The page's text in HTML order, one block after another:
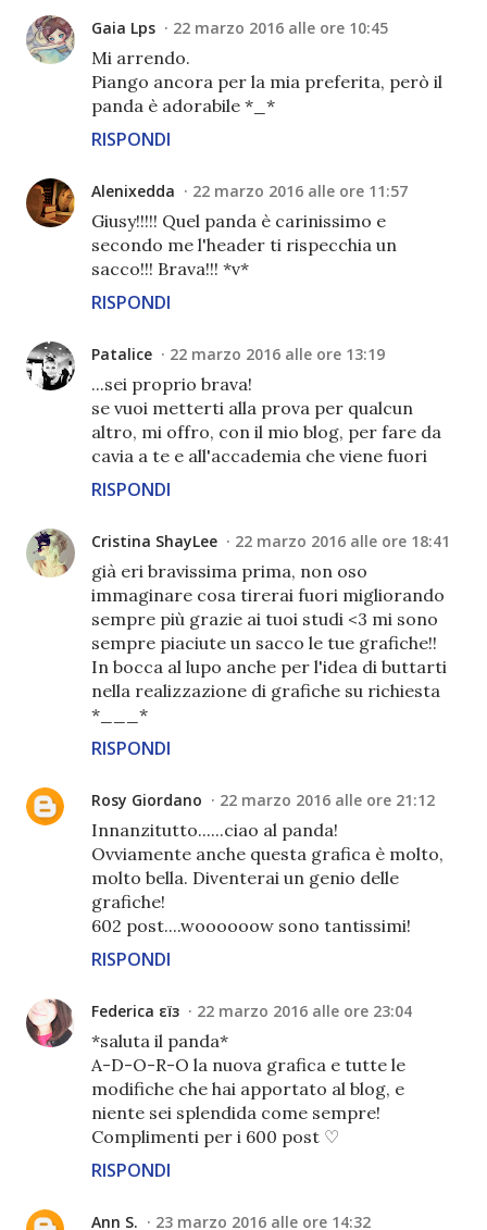
Gaia Lps 22 marzo 2016 alle ore 10:45
Mi arrendo.
Piango ancora per la mia preferita, però il
panda è adorabile *_*
RISPONDI
Alenixedda 22 marzo 2016 alle ore 11:57
Giusy!!!!! Quel panda è carinissimo e
secondo me l'header ti rispecchia un
sacco!!! Brava!!! *v*
RISPONDI
Patalice 22 marzo 2016 alle ore 13:19
...sei proprio brava!
se vuoi metterti alla prova per qualcun
altro, mi offro, con il mio blog, per fare da
cavia a te e all'accademia che viene fuori
RISPONDI
Cristina ShayLee 22 marzo 2016 alle ore 18:41
già eri bravissima prima, non oso
immaginare cosa tirerai fuori migliorando
sempre più grazie ai tuoi studi <3 mi sono
sempre piaciute un sacco le tue grafiche!!
In bocca al lupo anche per l'idea di buttarti
nella realizzazione di grafiche su richiesta
*___*
RISPONDI
Rosy Giordano 22 marzo 2016 alle ore 21:12
Innanzitutto......ciao al panda!
Ovviamente anche questa grafica è molto,
molto bella. Diventerai un genio delle
grafiche!
602 post....woooooow sono tantissimi!
RISPONDI
Federica εїз 22 marzo 2016 alle ore 23:04
*saluta il panda*
A-D-O-R-O la nuova grafica e tutte le
modifiche che hai apportato al blog, e
niente sei splendida come sempre!
Complimenti per i 600 post ♡
RISPONDI
Ann S. 23 marzo 2016 alle ore 14:32